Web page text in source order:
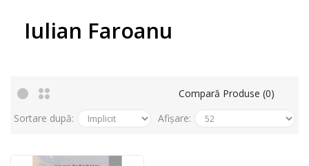
Iulian Faroanu
Compară Produse (0)
Sortare după:
Afișare: